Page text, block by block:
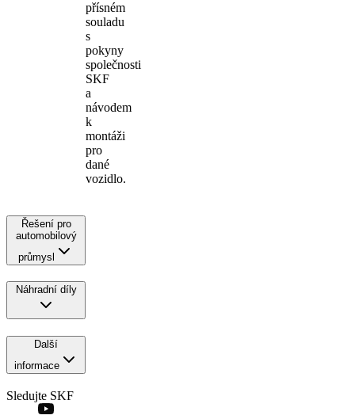
přísném
souladu
s
pokyny
společnosti
SKF
a
návodem
k
montáži
pro
dané
vozidlo.
Řešení pro
automobilový
průmysl
Náhradní díly
Další
informace
Sledujte SKF